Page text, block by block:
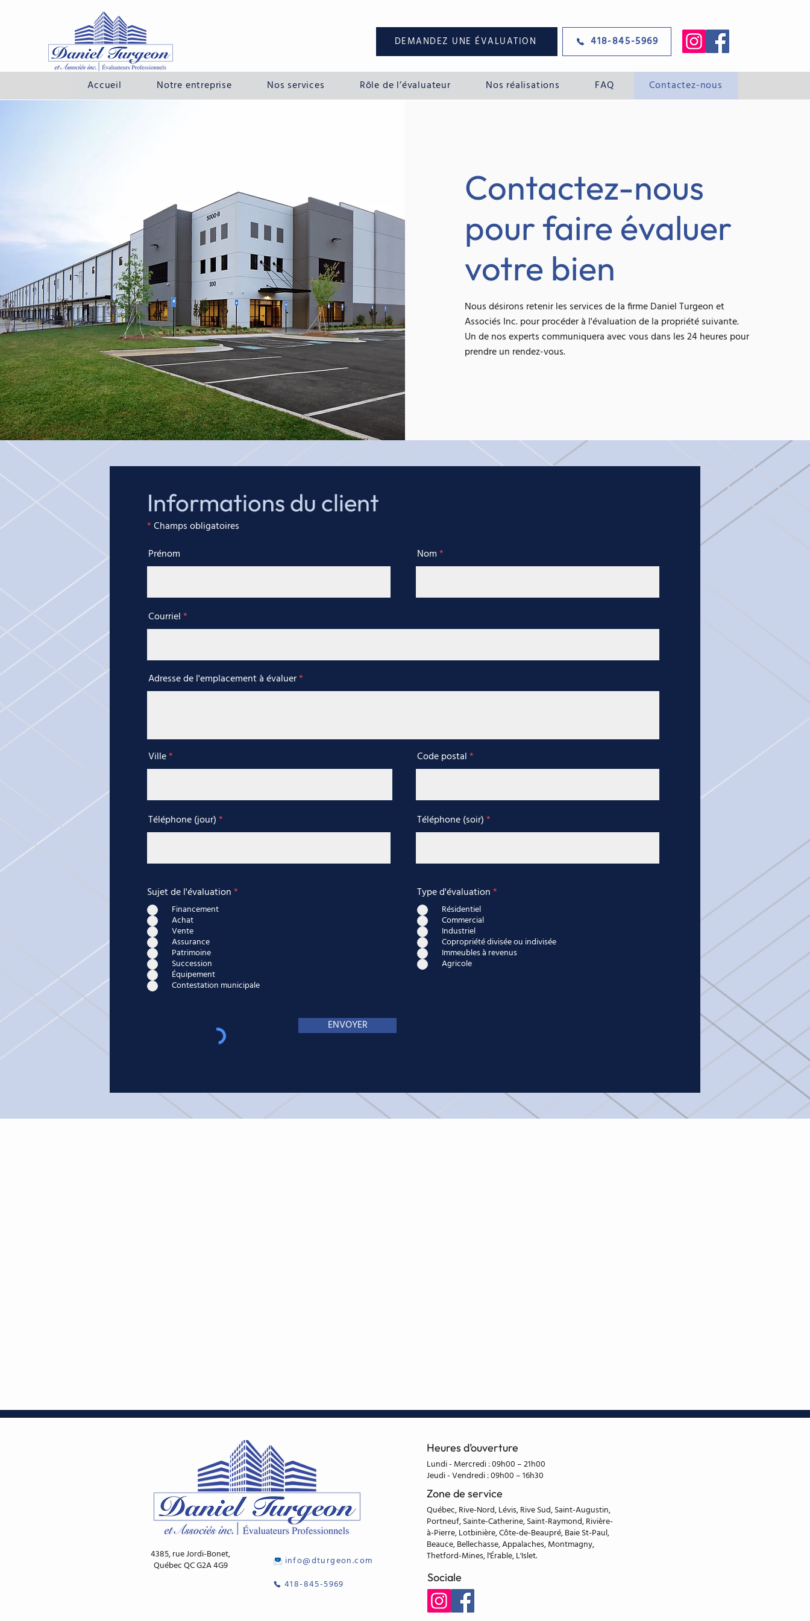
DEMANDEZ UNE ÉVALUATION 418-845-5969
Accueil Notre entreprise Nos services Rôle de l’évaluateur Nos réalisations FAQ Contactez-nous
Contactez-nous
pour faire évaluer
votre bien
Nous désirons retenir les services de la firme Daniel Turgeon et
Associés Inc. pour procéder à l'évaluation de la propriété suivante.
Un de nos experts communiquera avec vous dans les 24 heures pour
prendre un rendez-vous.
Informations du client
*Champs obligatoires
Prénom
Nom
Courriel
Adresse de l'emplacement à évaluer
Ville Code postal
Téléphone (jour)
Sujet de l'évaluation*
Financement
Achat
Vente
Assurance
Patrimoine
Succession
Équipement
Contestation municipale
ENVOYER
Téléphone (soir)
Type d'évaluation*
Résidentiel
Commercial
Industriel
Copropriété divisée ou indivisée
Immeubles à revenus
Agricole
4385, rue Jordi-Bonet,
Québec QC G2A 4G9
418-845-5969
info@dturgeon.com
Heures d’ouverture
Lundi - Mercredi : 09h00 – 21h00
Jeudi - Vendredi : 09h00 – 16h30
Zone de service
Québec, Rive-Nord, Lévis, Rive Sud, Saint-Augustin,
Portneuf, Sainte-Catherine, Saint-Raymond, Rivière-
à-Pierre, Lotbinière, Côte-de-Beaupré, Baie St-Paul,
Beauce, Bellechasse, Appalaches, Montmagny,
Thetford-Mines, l'Érable, L'Islet.
Sociale